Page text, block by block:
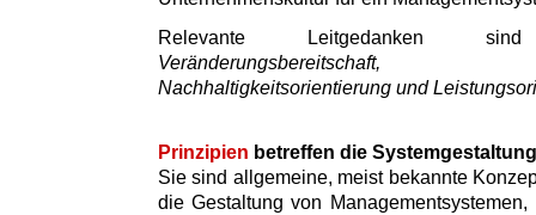
Relevante Leitgedanken
Veränderungsbereitschaft,
Nachhaltigkeitsorientierung und
Prinzipien betreffen die Systemgestaltung
Sie sind allgemeine, meist bekannte
die Gestaltung von